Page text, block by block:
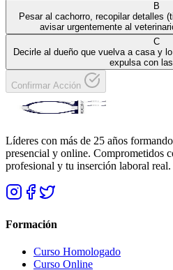
B
Pesar al cachorro, recopilar detalles
avisar urgentemente al
C
Decirle al dueño que vuelva a casa y
expulsa con
Confirmar Acción
Líderes con más de 25 años
presencial y online. Comprometidos
profesional y tu inserción laboral real.
Formación
Curso Homologado
Curso Online